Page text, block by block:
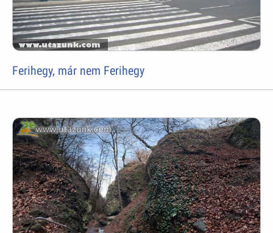
Ferihegy, már nem Ferihegy